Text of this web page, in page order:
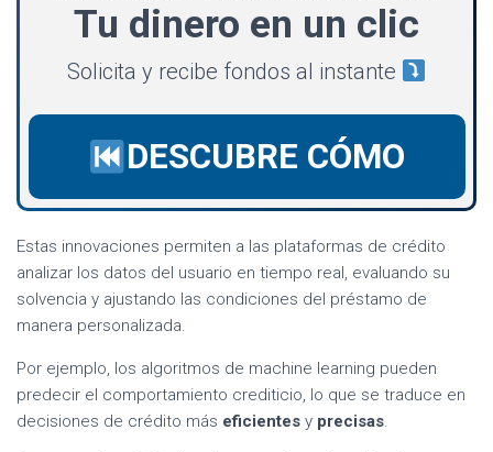
Tu dinero en un clic
Solicita y recibe fondos al instante
DESCUBRE CÓMO
Estas innovaciones permiten a las plataformas de crédito
analizar los datos del usuario en tiempo real, evaluando su
solvencia y ajustando las condiciones del préstamo de
manera personalizada.
Por ejemplo, los algoritmos de machine learning pueden
predecir el comportamiento crediticio, lo que se traduce en
decisiones de crédito más eficientes y precisas.